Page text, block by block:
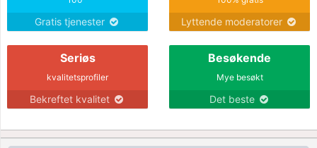
Gratis tjenester Lyttende moderatorer
Seriøs
kvalitetsprofiler
Bekreftet kvalitet
Besøkende
Mye besøkt
Det beste